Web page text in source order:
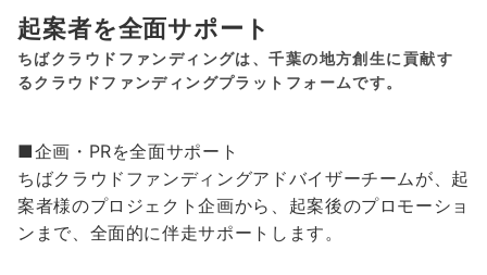
起案者を全面サポート
ちばクラウドファンディングは、千葉の地方創生に貢献す
るクラウドファンディングプラットフォームです。
■企画・PRを全面サポート
ちばクラウドファンディングアドバイザーチームが、起
案者様のプロジェクト企画から、起案後のプロモーショ
ンまで、全面的に伴走サポートします。